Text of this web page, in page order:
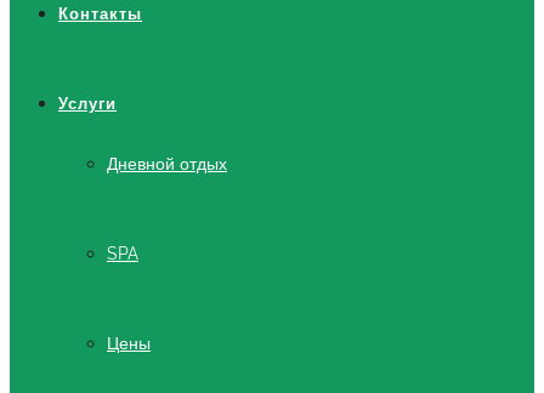
Контакты
Услуги
Дневной отдых
SPA
Цены